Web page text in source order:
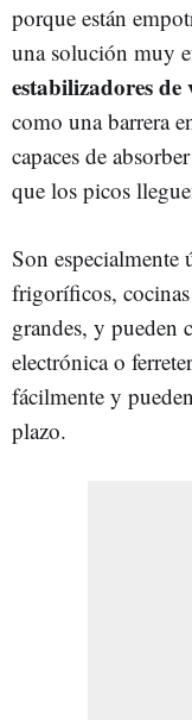
porque están
una solución muy
estabilizadores de
como una barrera
capaces de
que los picos
Son especialmente
frigoríficos, cocinas
grandes, y pueden
electrónica o
fácilmente y
plazo.